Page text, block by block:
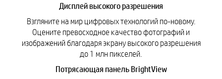
Дисплей высокого разрешения
Взгляните на мир цифровых технологий по-новому.
Оцените превосходное качество фотографий и
изображений благодаря экрану высокого разрешения
до 1 млн пикселей.
Потрясающая панель BrightView